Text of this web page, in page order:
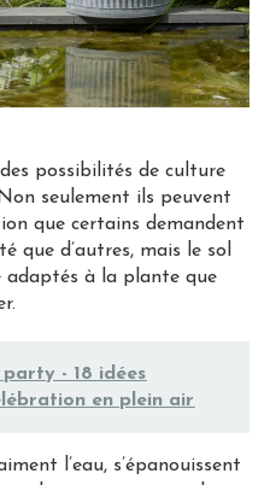
possibilités de culture
seulement ils peuvent
que certains demandent
que d’autres, mais le sol
adaptés à la plante que
party - 18 idées
en plein air
l’eau, s’épanouissent